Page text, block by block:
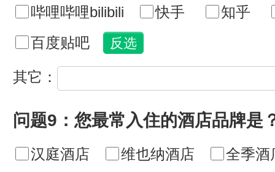
哔哩哔哩bilibili
快手
知乎
百度贴吧
其它：
问题9：您最常入住的酒店品牌是
汉庭酒店 维也纳酒店 全季酒